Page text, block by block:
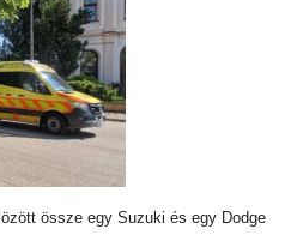
össze egy Suzuki és egy Dodge